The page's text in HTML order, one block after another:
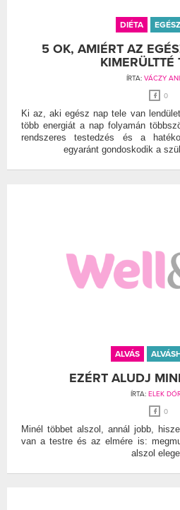
DIÉTA
5 OK, AMIÉRT AZ
KIMERÜLTTÉ
ÍRTA: VÁCZY
0
Ki az, aki egész nap tele van
több energiát a nap folyamán
rendszeres testedzés és a
egyaránt gondoskodik a
ALVÁS
EZÉRT ALUDJ
ÍRTA: ELEK
0
Minél többet alszol, annál jobb,
van a testre és az elmére is:
alszol